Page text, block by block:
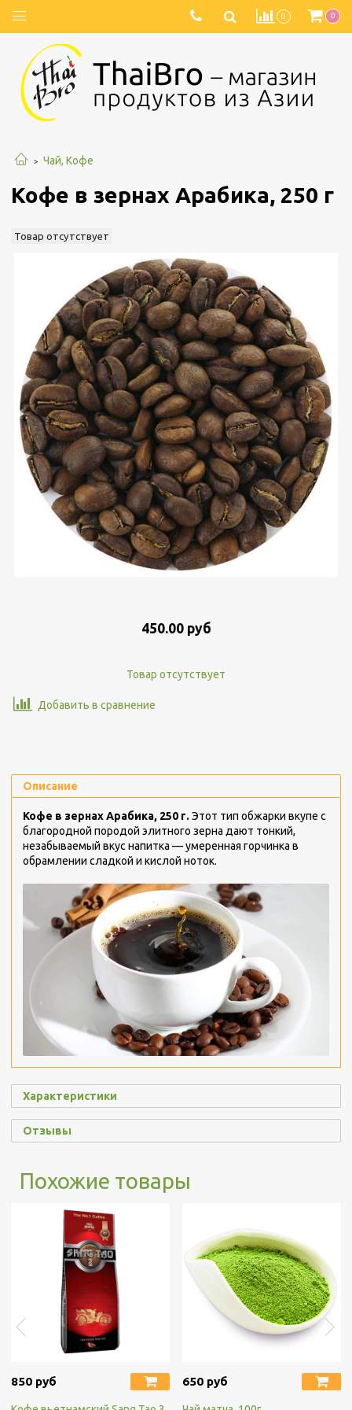
0 0
Чай, Кофе
Кофе в зернах Арабика, 250 г
Товар отсутствует
450.00 руб
Товар отсутствует
Добавить в сравнение
Описание
Кофе в зернах Арабика, 250 г. Этот тип обжарки вкупе с
благородной породой элитного зерна дают тонкий,
незабываемый вкус напитка — умеренная горчинка в
обрамлении сладкой и кислой ноток.
Характеристики
Отзывы
Похожие товары
850 руб 650 руб